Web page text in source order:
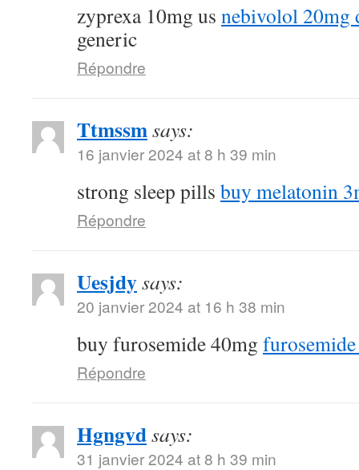
zyprexa 10mg us nebivolol 20mg
generic
Répondre
Ttmssmsays:
16 janvier 2024 at 8 h 39 min
strong sleep pills buy melatonin
Répondre
Uesjdysays:
20 janvier 2024 at 16 h 38 min
buy furosemide 40mg
Répondre
Hgngvdsays:
31 janvier 2024 at 8 h 39 min